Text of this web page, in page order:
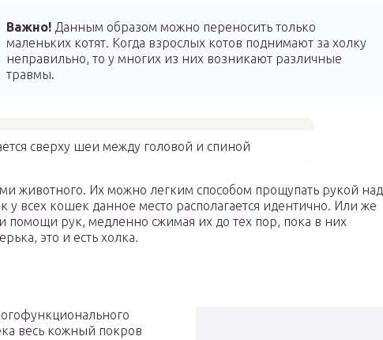
Важно! Данным образом можно переносить только
маленьких котят. Когда взрослых котов поднимают за холку
неправильно, то у многих из них возникают различные
травмы.
сверху шеи между головой и спиной
животного. Их можно легким способом прощупать рукой над
у всех кошек данное место располагается идентично. Или же
помощи рук, медленно сжимая их до тех пор, пока в них
это и есть холка.
весь кожный покров